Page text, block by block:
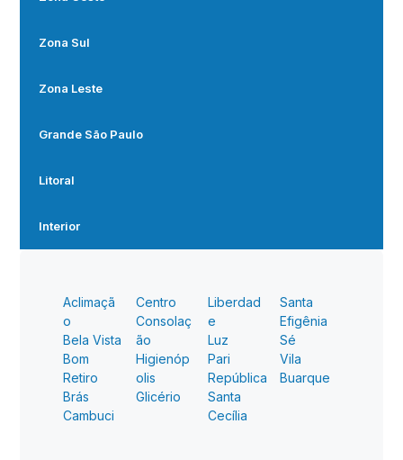
Zona Sul
Zona Leste
Grande São Paulo
Litoral
Interior
Aclimaçã
o
Bela Vista
Bom
Retiro
Brás
Cambuci
Centro
Consolaç
ão
Higienóp
olis
Glicério
Liberdad
e
Luz
Pari
República
Santa
Cecília
Santa
Efigênia
Sé
Vila
Buarque